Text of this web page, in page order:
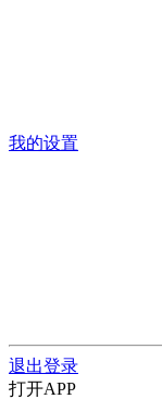
我的设置
退出登录
打开APP